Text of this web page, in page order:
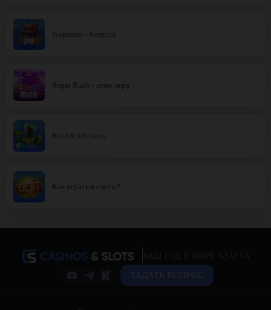
Jvspinbet - бонусы
Sugar Rush - демо игра
RioAff Affiliates
Как играть в слоты?
ЗАДАТЬ ВОПРОС